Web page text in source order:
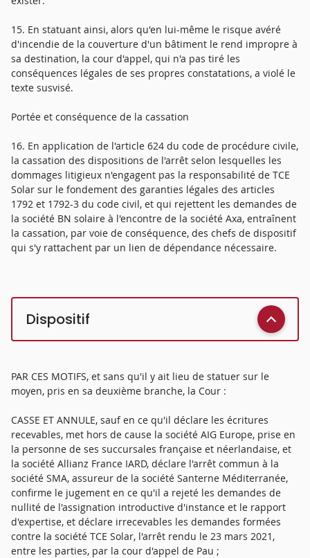
15. En statuant ainsi, alors qu'en lui-même le risque avéré
d'incendie de la couverture d'un bâtiment le rend impropre à
sa destination, la cour d'appel, qui n'a pas tiré les
conséquences légales de ses propres constatations, a violé le
texte susvisé.
Portée et conséquence de la cassation
16. En application de l'article 624 du code de procédure civile,
la cassation des dispositions de l'arrêt selon lesquelles les
dommages litigieux n'engagent pas la responsabilité de TCE
Solar sur le fondement des garanties légales des articles
1792 et 1792-3 du code civil, et qui rejettent les demandes de
la société BN solaire à l'encontre de la société Axa, entraînent
la cassation, par voie de conséquence, des chefs de dispositif
qui s'y rattachent par un lien de dépendance nécessaire.
Dispositif
PAR CES MOTIFS, et sans qu'il y ait lieu de statuer sur le
moyen, pris en sa deuxième branche, la Cour :
CASSE ET ANNULE, sauf en ce qu'il déclare les écritures
recevables, met hors de cause la société AIG Europe, prise en
la personne de ses succursales française et néerlandaise, et
la société Allianz France IARD, déclare l'arrêt commun à la
société SMA, assureur de la société Santerne Méditerranée,
confirme le jugement en ce qu'il a rejeté les demandes de
nullité de l'assignation introductive d'instance et le rapport
d'expertise, et déclare irrecevables les demandes formées
contre la société TCE Solar, l'arrêt rendu le 23 mars 2021,
entre les parties, par la cour d'appel de Pau ;